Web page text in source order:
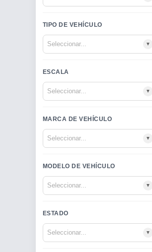
TIPO DE VEHÍCULO
▼
ESCALA
▼
MARCA DE VEHÍCULO
▼
MODELO DE VEHÍCULO
▼
ESTADO
▼